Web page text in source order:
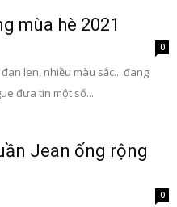
mùa hè 2021
0
len, nhiều màu sắc... đang
đưa tin một số...
Jean ống rộng
0